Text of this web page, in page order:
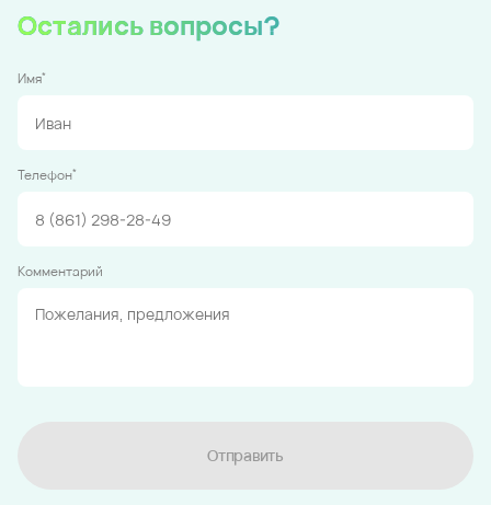
Остались вопросы?
Имя*
Телефон*
Комментарий
Отправить